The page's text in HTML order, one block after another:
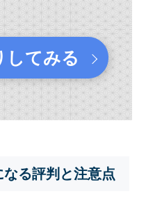
してみる
る評判と注意点